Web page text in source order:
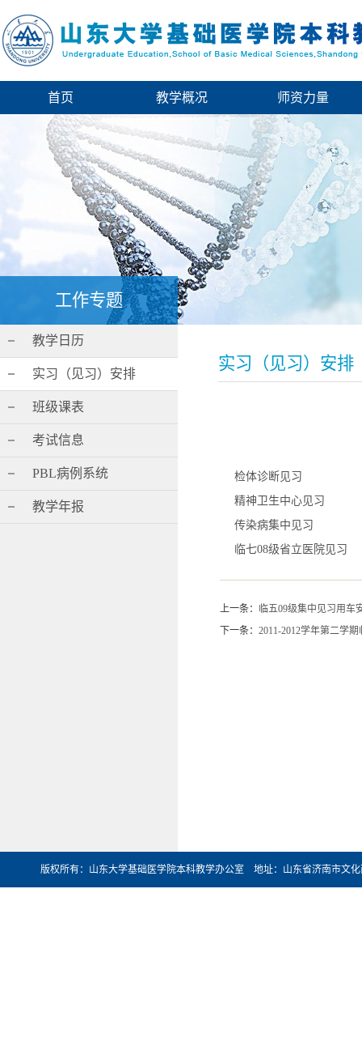
首页 教学概况 师资力量
工作专题
教学日历
实习（见习）安排
班级课表
考试信息
PBL病例系统
教学年报
实习（见习）安排
检体诊断见习
精神卫生中心见习
传染病集中见习
临七08级省立医院见习
上一条： 临五09级集中见习用车
下一条： 2011-2012学年第二学
版权所有：山东大学基础医学院本科教学办公室 地址：山东省济南市文